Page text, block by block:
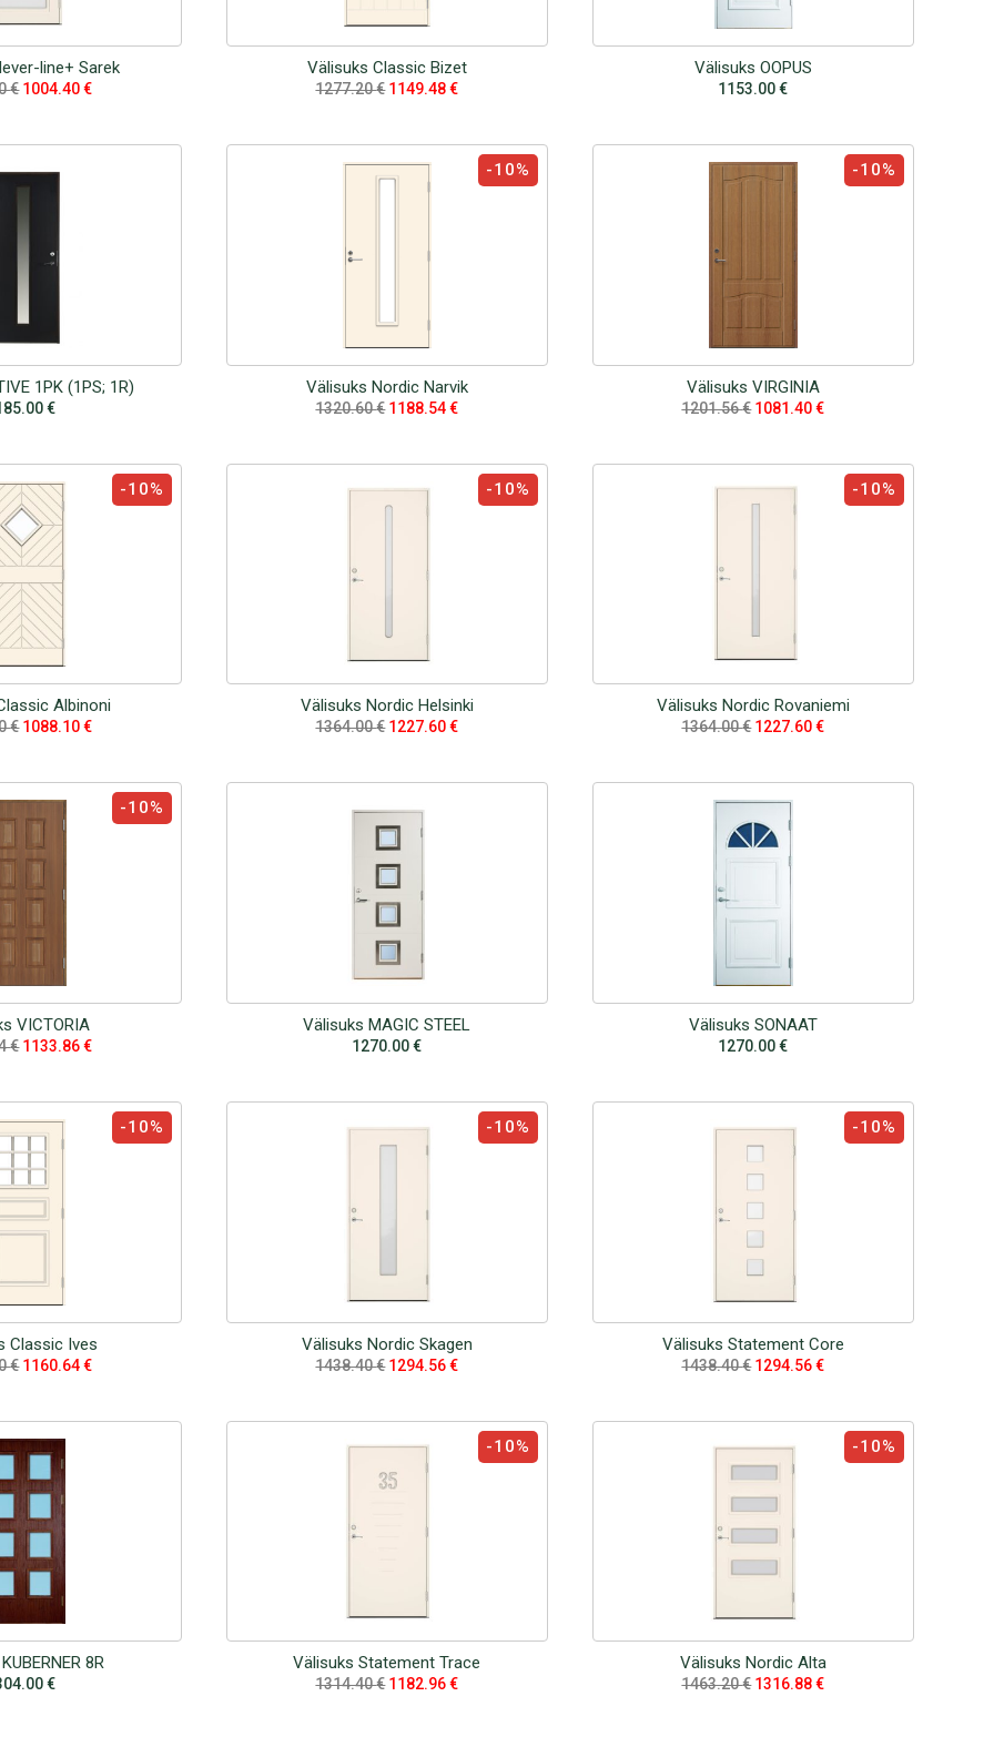
line+ Sarek
€ 1004.40€
Välisuks Classic Bizet
1277.20€ 1149.48€
Välisuks OOPUS
1153.00€
1PK (1PS; 1R)
€
-10%
Välisuks Nordic Narvik
1320.60€ 1188.54€
-10%
Välisuks VIRGINIA
1201.56€ 1081.40€
-10%
Albinoni
€ 1088.10€
-10%
Välisuks Nordic Helsinki
1364.00€ 1227.60€
-10%
Välisuks Nordic Rovaniemi
1364.00€ 1227.60€
-10%
VICTORIA
€ 1133.86€
Välisuks MAGIC STEEL
1270.00€
Välisuks SONAAT
1270.00€
-10%
Classic Ives
€ 1160.64€
-10%
Välisuks Nordic Skagen
1438.40€ 1294.56€
-10%
Välisuks Statement Core
1438.40€ 1294.56€
8R
€
-10%
Välisuks Statement Trace
1314.40€ 1182.96€
-10%
Välisuks Nordic Alta
1463.20€ 1316.88€